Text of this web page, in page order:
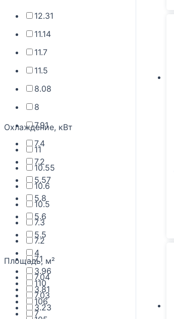
12.31
11.14
11.7
11.5
8.08
8
7.91
7.4
7.2
5.57
5.8
5.6
5.5
4
3.96
3.81
3.23
Охлаждение, кВт
11
10.55
10.6
10.5
7.3
7.2
7.1
7.04
7.03
7
Площадь, м²
110
106